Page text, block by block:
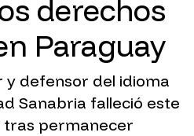
derechos
Paraguay
y defensor del idioma
Sanabria falleció este
tras permanecer